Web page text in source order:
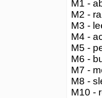
M1 -
M2 -
M3 -
M4 -
M5 -
M6 -
M7 -
M8 -
M10 -